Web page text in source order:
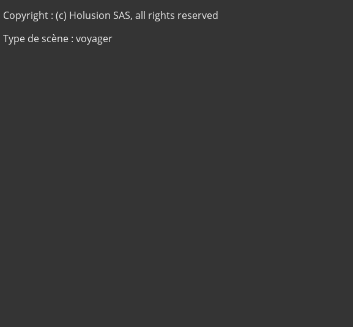
Copyright : (c) Holusion SAS, all rights reserved
Type de scène : voyager